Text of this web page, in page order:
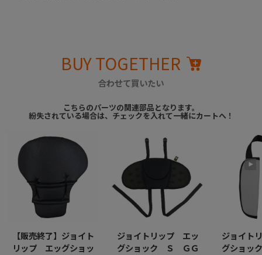
BUY TOGETHER
合わせて買いたい
こちらのパーツの関連部品となります。
紛失されている場合は、チェックを入れて一緒にカートへ！
【販売終了】ジョイト
リップ エッグショッ
ジョイトリップ エッ
グショック Ｓ ＧＧ
ジョイト
グショ